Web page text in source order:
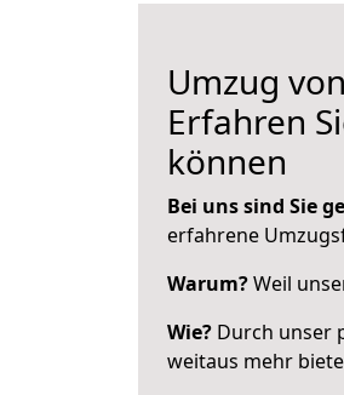
Umzug
Erfahren
können
Bei uns sind Sie
erfahrene
Warum?Weil
Wie? Durch unser
weitaus mehr